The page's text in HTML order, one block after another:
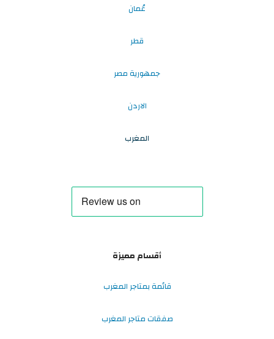
عُمان
قطر
جمهورية مصر
الاردن
المغرب
أقسام مميزة
قائمة بمتاجر المغرب
صفقات متاجر المغرب